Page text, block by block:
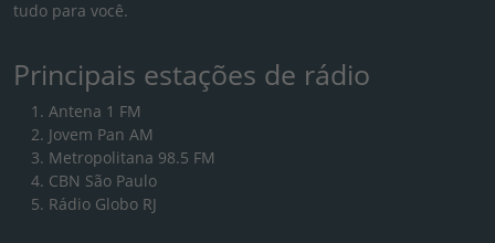
tudo para você.
Principais estações de rádio
Antena 1 FM
Jovem Pan AM
Metropolitana 98.5 FM
CBN São Paulo
Rádio Globo RJ